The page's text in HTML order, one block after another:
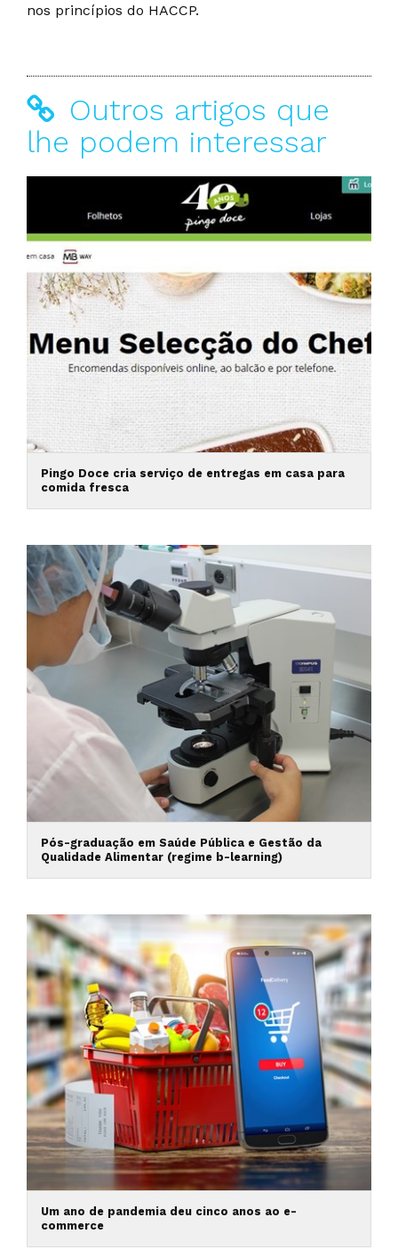
nos princípios do HACCP.
Outros artigos que
lhe podem interessar
Pingo Doce cria serviço de entregas em casa para
comida fresca
Pós-graduação em Saúde Pública e Gestão da
Qualidade Alimentar (regime b-learning)
Um ano de pandemia deu cinco anos ao e-
commerce